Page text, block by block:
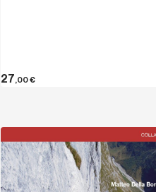
27,00€